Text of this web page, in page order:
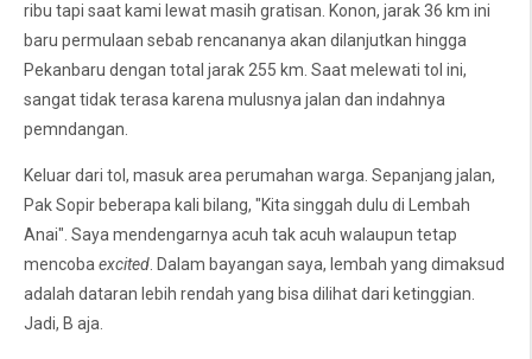
ribu tapi saat kami lewat masih gratisan. Konon, jarak 36 km ini
baru permulaan sebab rencananya akan dilanjutkan hingga
Pekanbaru dengan total jarak 255 km. Saat melewati tol ini,
sangat tidak terasa karena mulusnya jalan dan indahnya
pemndangan.
Keluar dari tol, masuk area perumahan warga. Sepanjang jalan,
Pak Sopir beberapa kali bilang, "Kita singgah dulu di Lembah
Anai". Saya mendengarnya acuh tak acuh walaupun tetap
mencobaexcited. Dalam bayangan saya, lembah yang dimaksud
adalah dataran lebih rendah yang bisa dilihat dari ketinggian.
Jadi, B aja.